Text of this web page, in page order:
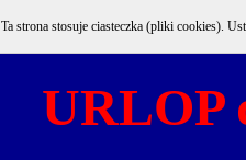
URLOP
Ta strona stosuje ciasteczka (pliki cookies).